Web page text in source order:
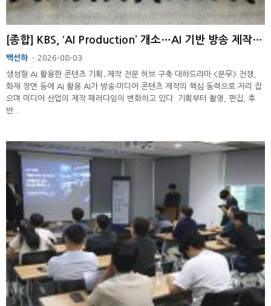
[종합] KBS, ‘AI Production’ 개소…AI 기반 방송 제작 본격화
백선하 - 2026-08-03
생성형 AI 활용한 콘텐츠 기획․제작 전문 허브 구축 대하드라마 <문무> 전쟁,
화재 장면 등에 AI 활용 AI가 방송‧미디어 콘텐츠 제작의 핵심 동력으로 자리 잡
으며 미디어 산업의 제작 패러다임이 변화하고 있다. 기획부터 촬영, 편집, 후
반...